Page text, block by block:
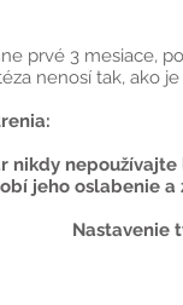
prvé 3 mesiace,
nenosí tak, ako
nikdy
jeho oslabenie a
Nastavenie